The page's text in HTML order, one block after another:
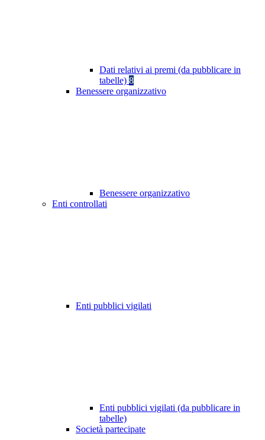
Dati relativi ai premi (da pubblicare in
tabelle) 8
Benessere organizzativo
Benessere organizzativo
Enti controllati
Enti pubblici vigilati
Enti pubblici vigilati (da pubblicare in
tabelle)
Società partecipate